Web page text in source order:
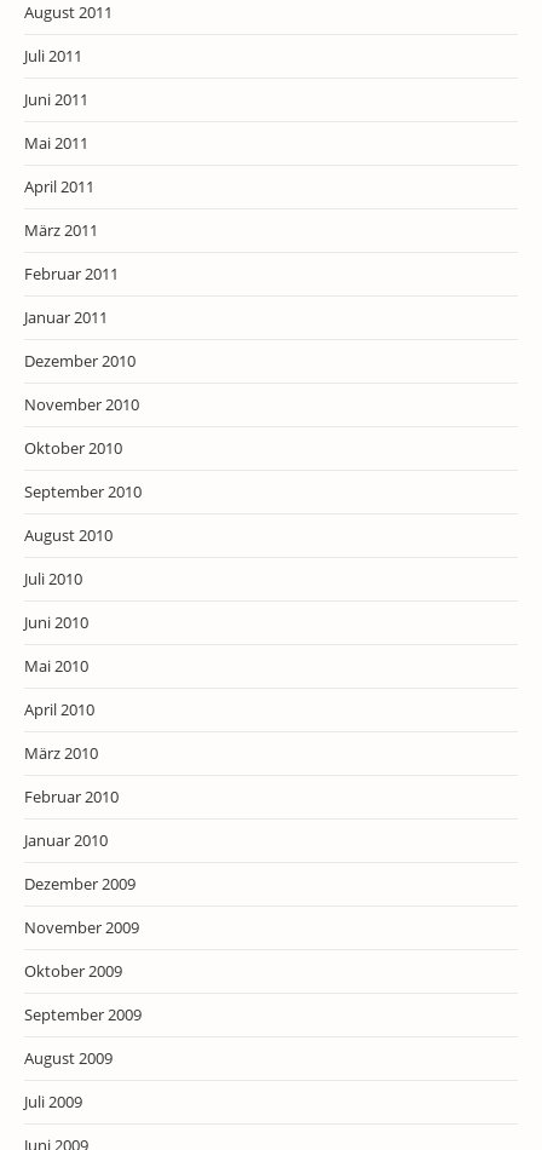
August 2011
Juli 2011
Juni 2011
Mai 2011
April 2011
März 2011
Februar 2011
Januar 2011
Dezember 2010
November 2010
Oktober 2010
September 2010
August 2010
Juli 2010
Juni 2010
Mai 2010
April 2010
März 2010
Februar 2010
Januar 2010
Dezember 2009
November 2009
Oktober 2009
September 2009
August 2009
Juli 2009